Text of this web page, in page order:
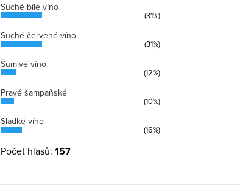
Suché bílé víno
(31%)
Suché červené víno
(31%)
Šumivé víno
(12%)
Pravé šampaňské
(10%)
Sladké víno
(16%)
Počet hlasů: 157